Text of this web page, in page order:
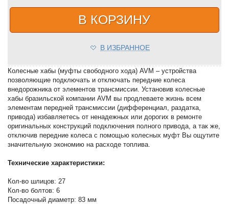
В КОРЗИНУ
В ИЗБРАННОЕ
Колесные хабы (муфты свободного хода) AVM – устройства
позволяющие подключать и отключать передние колеса
внедорожника от элементов трансмиссии. Установив колесные
хабы бразильской компании AVM вы продлеваете жизнь всем
элементам передней трансмиссии (дифференциал, раздатка,
привода) избавляетесь от ненадежных или дорогих в ремонте
оригинальных конструкций подключения полного привода, а так же,
отключив передние колеса с помощью колесных муфт Вы ощутите
значительную экономию на расходе топлива.
Технические характеристики:
Кол-во шлицов: 27
Кол-во болтов: 6
Посадочный диаметр: 83 мм